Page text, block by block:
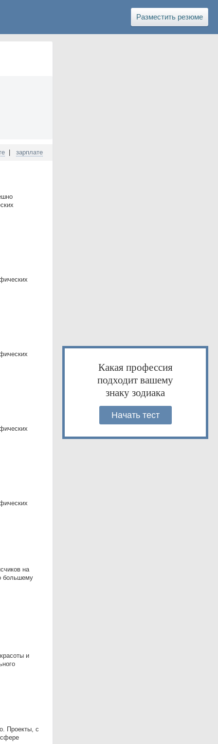
Разместить резюме
зарплате
на
большему
и
Проекты, с
сфере
Какая профессия
подходит вашему
знаку зодиака
Начать тест